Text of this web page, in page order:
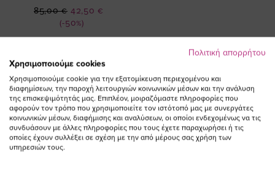
(-50%)
Ειδική
Τιμή
42,50 €
85,00 €
ΕΓΓΡΑΦΕΙΤΕ ΣΤΟ NEWSLETTER
Πολιτική απορρήτου
Χρησιμοποιούμε cookies
Χρησιμοποιούμε cookie για την εξατομίκευση περιεχομένου και
διαφημίσεων, την παροχή λειτουργιών κοινωνικών μέσων και την ανάλυση
της επισκεψιμότητάς μας. Επιπλέον, μοιραζόμαστε πληροφορίες που
αφορούν τον τρόπο που χρησιμοποιείτε τον ιστότοπό μας με συνεργάτες
κοινωνικών μέσων, διαφήμισης και αναλύσεων, οι οποίοι ενδεχομένως να τις
συνδυάσουν με άλλες πληροφορίες που τους έχετε παραχωρήσει ή τις
οποίες έχουν συλλέξει σε σχέση με την από μέρους σας χρήση των
υπηρεσιών τους.